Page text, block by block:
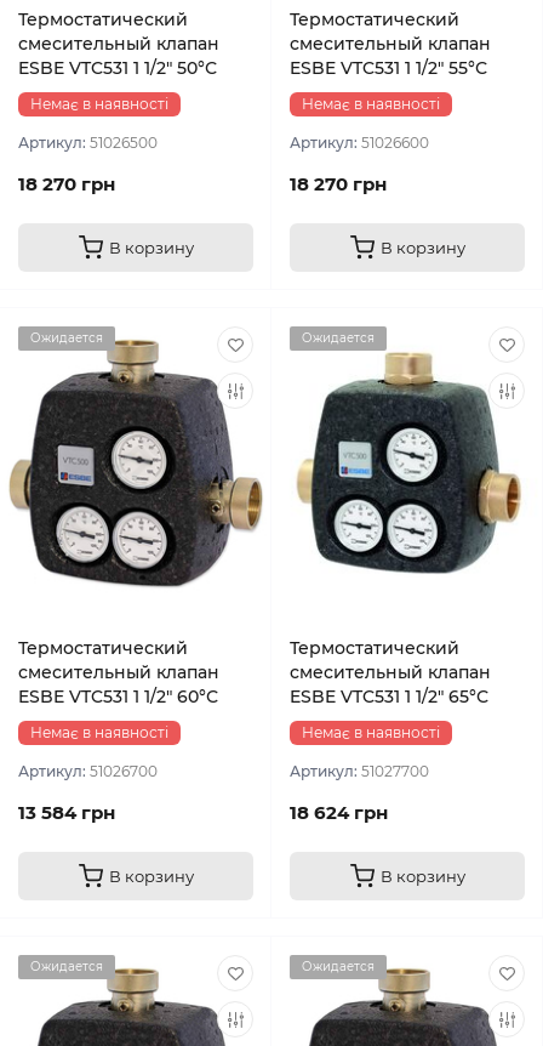
Термостатический
смесительный клапан
ESBE VTC531 1 1/2″ 50°С
Немає в наявності
Артикул: 51026500
18 270 грн
В корзину
Термостатический
смесительный клапан
ESBE VTC531 1 1/2″ 55°С
Немає в наявності
Артикул: 51026600
18 270 грн
В корзину
Ожидается
Термостатический
смесительный клапан
ESBE VTC531 1 1/2″ 60°С
Немає в наявності
Артикул: 51026700
13 584 грн
В корзину
Ожидается
Термостатический
смесительный клапан
ESBE VTC531 1 1/2″ 65°С
Немає в наявності
Артикул: 51027700
18 624 грн
В корзину
Ожидается Ожидается